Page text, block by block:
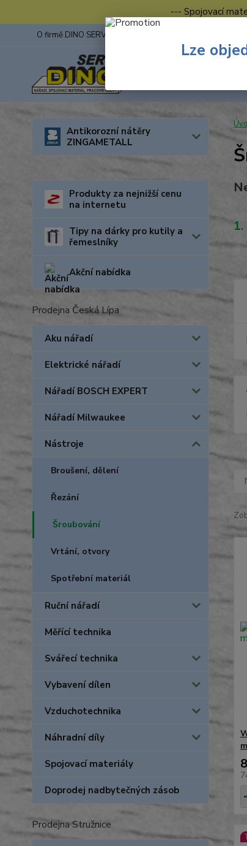
--- Spojovací
O firmě DINO SERVIS s.r.o.
Antikorozní nátěry
ZINGAMETALL
Produkty za nejnižší cenu
na internetu
Tipy na dárky pro kutily a
řemeslníky
Akční nabídka
Prodejna Česká Lípa
Aku nářadí
Elektrické nářadí
Nářadí BOSCH EXPERT
Nářadí Milwaukee
Nástroje
Broušení, dělení
Řezání
Šroubování
Vrtání, otvory
Spotřební materiál
Ruční nářadí
Měřící technika
Svářecí technika
Vybavení dílen
Vzduchotechnika
Náhradní díly
Spojovací materiály
Doprodej nadbytečných zásob
Prodejna Stružnice
1.
Lze